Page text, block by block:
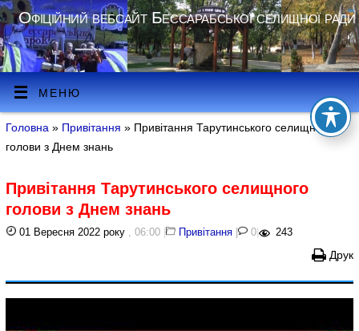
Офіційний вебсайт Бессарабської селищної ради
МЕНЮ
Головна » Привітання » Привітання Тарутинського селищного
голови з Днем знань
Привітання Тарутинського селищного
голови з Днем знань
01 Вересня 2022 року , 06:00 | Привітання | 0 | 243
Друк